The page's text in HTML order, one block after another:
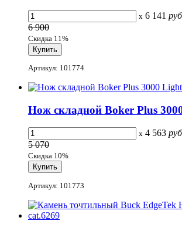
x 6 141 руб
6 900
Скидка 11%
Артикул: 101774
Нож складной Boker Plus
x 4 563 руб
5 070
Скидка 10%
Артикул: 101773